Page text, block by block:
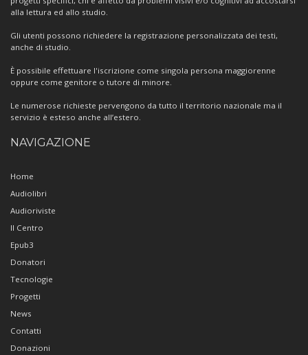
alla lettura ed allo studio.
Gli utenti possono richiedere la registrazione personalizzata dei testi,
anche di studio.
È possibile effettuare l'iscrizione come singola persona maggiorenne
oppure come genitore o tutore di minore.
Le numerose richieste pervengono da tutto il territorio nazionale ma il
servizio è esteso anche all’estero.
NAVIGAZIONE
Home
Audiolibri
Audioriviste
Il Centro
Epub3
Donatori
Tecnologie
Progetti
News
Contatti
Donazioni